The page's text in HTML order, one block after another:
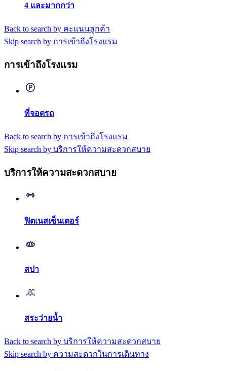
4 และมากกว่า
Back to search by คะแนนลูกค้า
Skip search by การเข้าถึงโรงแรม
การเข้าถึงโรงแรม
ที่จอดรถ
Back to search by การเข้าถึงโรงแรม
Skip search by บริการให้ความสะดวกสบาย
บริการให้ความสะดวกสบาย
ฟิตเนสเซ็นเตอร์
สปา
สระว่ายน้ำ
Back to search by บริการให้ความสะดวกสบาย
Skip search by ความสะดวกในการเดินทาง